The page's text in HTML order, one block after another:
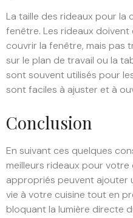
La taille des rideaux pour la
fenêtre. Les rideaux
couvrir la fenêtre, mais pas
sur le plan de travail ou la
sont souvent utilisés pour
sont faciles à ajuster et à
Conclusion
En suivant ces quelques
meilleurs rideaux pour votre
appropriés peuvent ajouter
vie à votre cuisine tout en
bloquant la lumière directe